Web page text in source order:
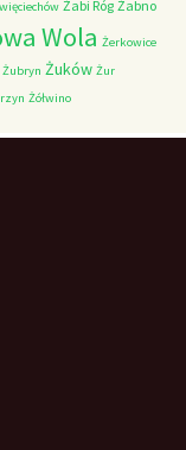
Żabi Róg Żabno
Wola Żerkowice
Żubryn Żuków Żur
Żółwino